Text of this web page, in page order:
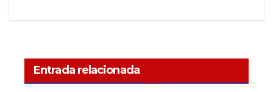
Entrada relacionada